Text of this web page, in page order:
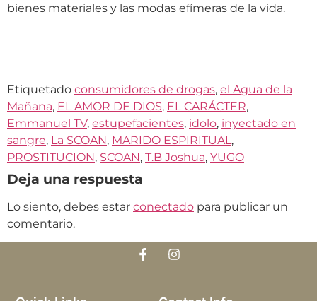
bienes materiales y las modas efímeras de la vida.
Etiquetado consumidores de drogas, el Agua de la
Mañana, EL AMOR DE DIOS, EL CARÁCTER,
Emmanuel TV, estupefacientes, idolo, inyectado en
sangre, La SCOAN, MARIDO ESPIRITUAL ,
PROSTITUCION, SCOAN, T.B Joshua, YUGO
Deja una respuesta
Lo siento, debes estar conectado para publicar un
comentario.